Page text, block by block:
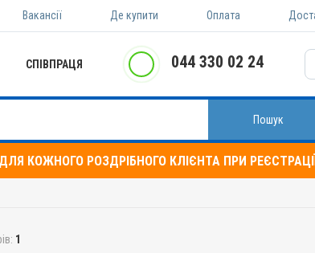
Вакансії Де купити Оплата
СПІВПРАЦЯ 044 330 02 24
Пошук
КОЖНОГО РОЗДРІБНОГО КЛІЄНТА ПРИ
1